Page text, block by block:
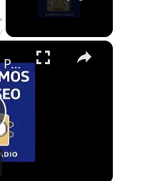
×
NO VINIMOS DE PASEO - PROGRAMA 109 - 01/08/2024